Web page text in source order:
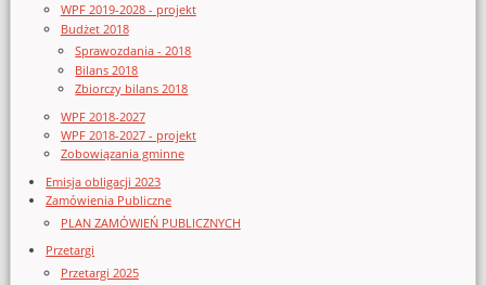
WPF 2019-2028 - projekt
Budżet 2018
Sprawozdania - 2018
Bilans 2018
Zbiorczy bilans 2018
WPF 2018-2027
WPF 2018-2027 - projekt
Zobowiązania gminne
Emisja obligacji 2023
Zamówienia Publiczne
PLAN ZAMÓWIEŃ PUBLICZNYCH
Przetargi
Przetargi 2025